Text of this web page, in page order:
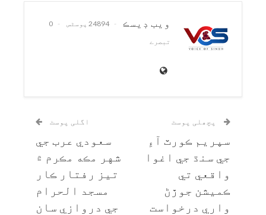
ويب ڊيسڪ 24894 پوسٹس
0
تبصرے
پچھلی پوسٹ
سپريم ڪورٽ آءِ
جي سنڌ جي اغوا
واقعي تي
ڪميشن جوڙڻ
واري درخواست
اگلی پوسٹ
سعودي عرب جي
شهر مڪه مڪرم ۾
تيز رفتار ڪار
مسجد الحرام
جي دروازي سان